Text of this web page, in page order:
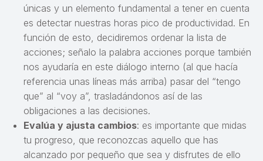
únicas y un elemento fundamental a tener en cuenta
es detectar nuestras horas pico de productividad. En
función de esto, decidiremos ordenar la lista de
acciones; señalo la palabra acciones porque también
nos ayudaría en este diálogo interno (al que hacía
referencia unas líneas más arriba) pasar del “tengo
que” al “voy a”, trasladándonos así de las
obligaciones a las decisiones.
Evalúa y ajusta cambios: es importante que midas
tu progreso, que reconozcas aquello que has
alcanzado por pequeño que sea y disfrutes de ello